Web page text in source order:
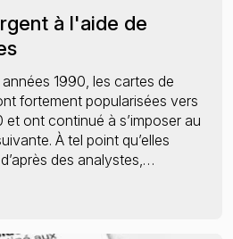
à l'aide de
1990, les cartes de
fortement popularisées vers
ont continué à s’imposer au
À tel point qu’elles
des analystes,…